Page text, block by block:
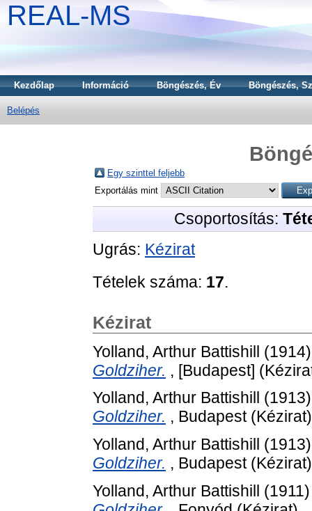
REAL-MS
Kezdőlap Információ Böngészés, Év Böngészés,
Belépés
Egy szinttel feljebb
Exportálás mint
Csoportosítás:
Ugrás: Kézirat
Tételek száma: 17.
Kézirat
Yolland, Arthur Battishill
Goldziher. , [Budapest]
Yolland, Arthur Battishill
Goldziher. , Budapest (Kézirat)
Yolland, Arthur Battishill
Goldziher. , Budapest (Kézirat)
Yolland, Arthur Battishill